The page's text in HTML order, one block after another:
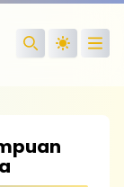
Search